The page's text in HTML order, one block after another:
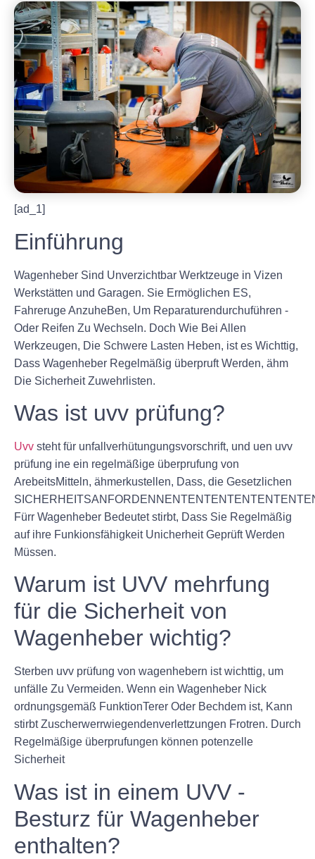
[ad_1]
Einführung
Wagenheber Sind Unverzichtbar Werktzeuge in Vizen
Werkstätten und Garagen. Sie Ermöglichen ES,
Fahreruge AnzuheBen, Um Reparaturendurchuführen -
Oder Reifen Zu Wechseln. Doch Wie Bei Allen
Werkzeugen, Die Schwere Lasten Heben, ist es Wichttig,
Dass Wagenheber Regelmäßig überpruft Werden, ähm
Die Sicherheit Zuwehrlisten.
Was ist uvv prüfung?
Uvv steht für unfallverhütungungsvorschrift, und uen uvv
prüfung ine ein regelmäßige überprufung von
ArebeitsMitteln, ähmerkustellen, Dass, die Gesetzlichen
Fürr Wagenheber Bedeutet stirbt, Dass Sie Regelmäßig
auf ihre Funkionsfähigkeit Unicherheit Geprüft Werden
Müssen.
Warum ist UVV mehrfung
für die Sicherheit von
Wagenheber wichtig?
Sterben uvv prüfung von wagenhebern ist wichttig, um
unfälle Zu Vermeiden. Wenn ein Wagenheber Nick
ordnungsgemäß FunktionTerer Oder Bechdem ist, Kann
stirbt Zuscherwerrwiegendenverlettzungen Frotren. Durch
Regelmäßige überprufungen können potenzelle
Sicherheit
Was ist in einem UVV -
Besturz für Wagenheber
enthalten?